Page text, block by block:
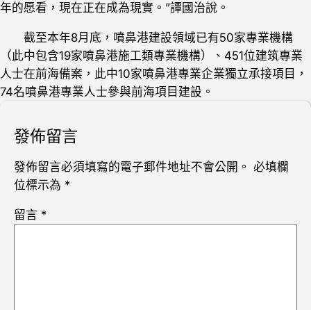
年的愿看，現在正在成為現實。”譚國治說。
截至本年8月底，噴鼻港建設領域已有50家專業機構
（此中包含19家噴鼻港施工類專業機構）、451位建筑專業
人士在前海備案，此中10家噴鼻港專業企業獨立承接項目，
74名噴鼻港專業人士參與前海項目建設。
發佈留言
發佈留言必須填寫的電子郵件地址不會公開。 必填欄
位標示為 *
留言 *